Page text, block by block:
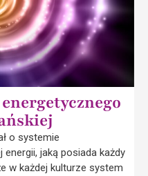
o systemie
jaką posiada każdy
w każdej kulturze system